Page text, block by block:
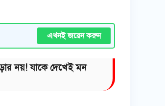
এখনই জয়েন করুন
নয়! যাকে দেখেই মন